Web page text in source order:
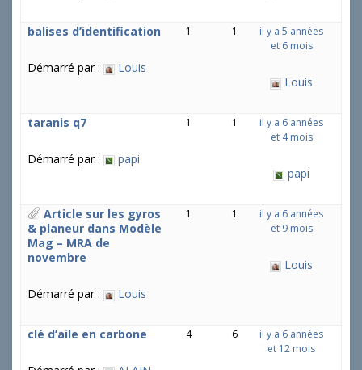
balises d’identification
Démarré par : Louis
1 1
il y a 5 années
et 6 mois
Louis
taranis q7
Démarré par : papi
1 1
il y a 6 années
et 4 mois
papi
Article sur les gyros
& planeur dans Modèle
Mag – MRA de
novembre
Démarré par : Louis
1 1
il y a 6 années
et 9 mois
Louis
clé d’aile en carbone 4 6
il y a 6 années
et 12 mois